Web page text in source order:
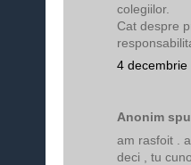
colegiilor.
Cat despre
4
Anonim
am rasfoit .
deci , tu